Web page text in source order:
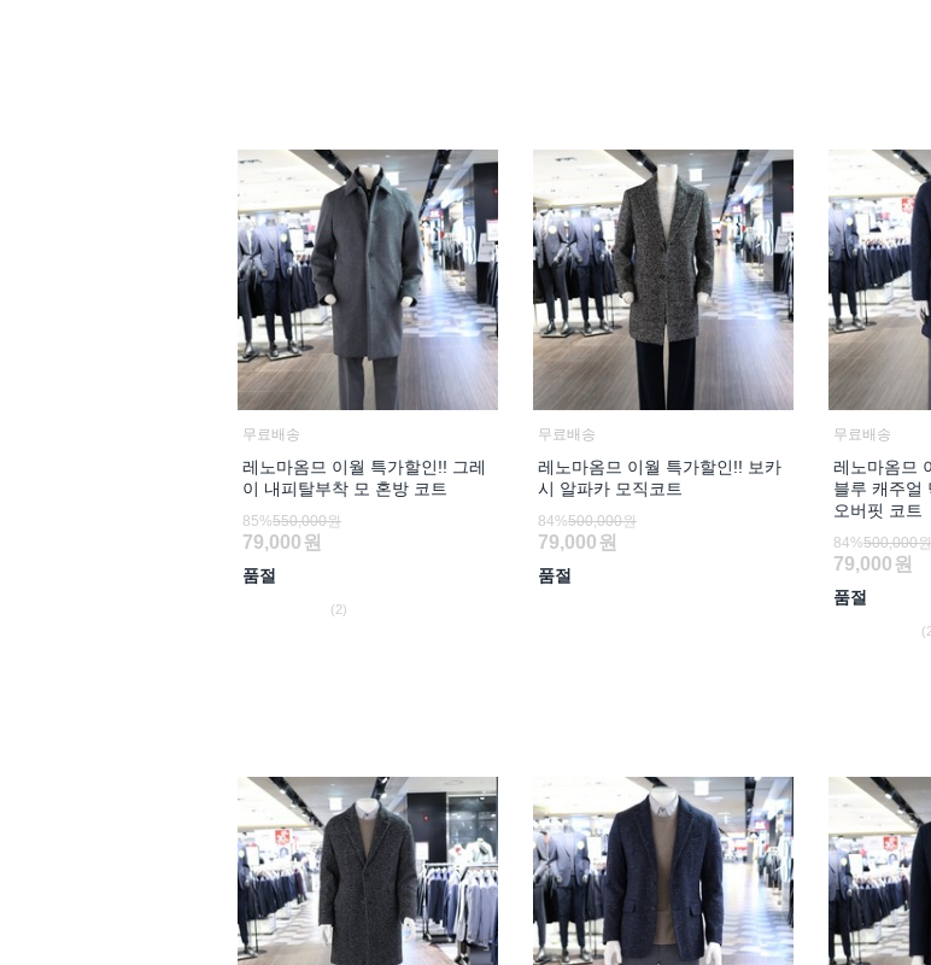
무료배송
레노마옴므 이월 특가할인!! 그레
이 내피탈부착 모 혼방 코트
85%550,000원
79,000 원
품절
(2)
무료배송
레노마옴므 이월 특가할인!! 보카
시 알파카 모직코트
84%500,000원
79,000 원
품절
무료배송
레노마옴므
블루 캐주얼
오버핏 코트
84%500,000원
79,000 원
품절